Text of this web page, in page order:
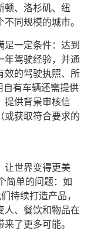
顿、洛杉矶、纽
同规模的城市。
一定条件：达到
年驾驶经验，并通
效的驾驶执照、所
有车辆还需提供
提供背景审核信
或获取符合要求的
让世界变得更美
简单的问题：如
持续打造产品，
人、餐饮和物品在
了更多可能。